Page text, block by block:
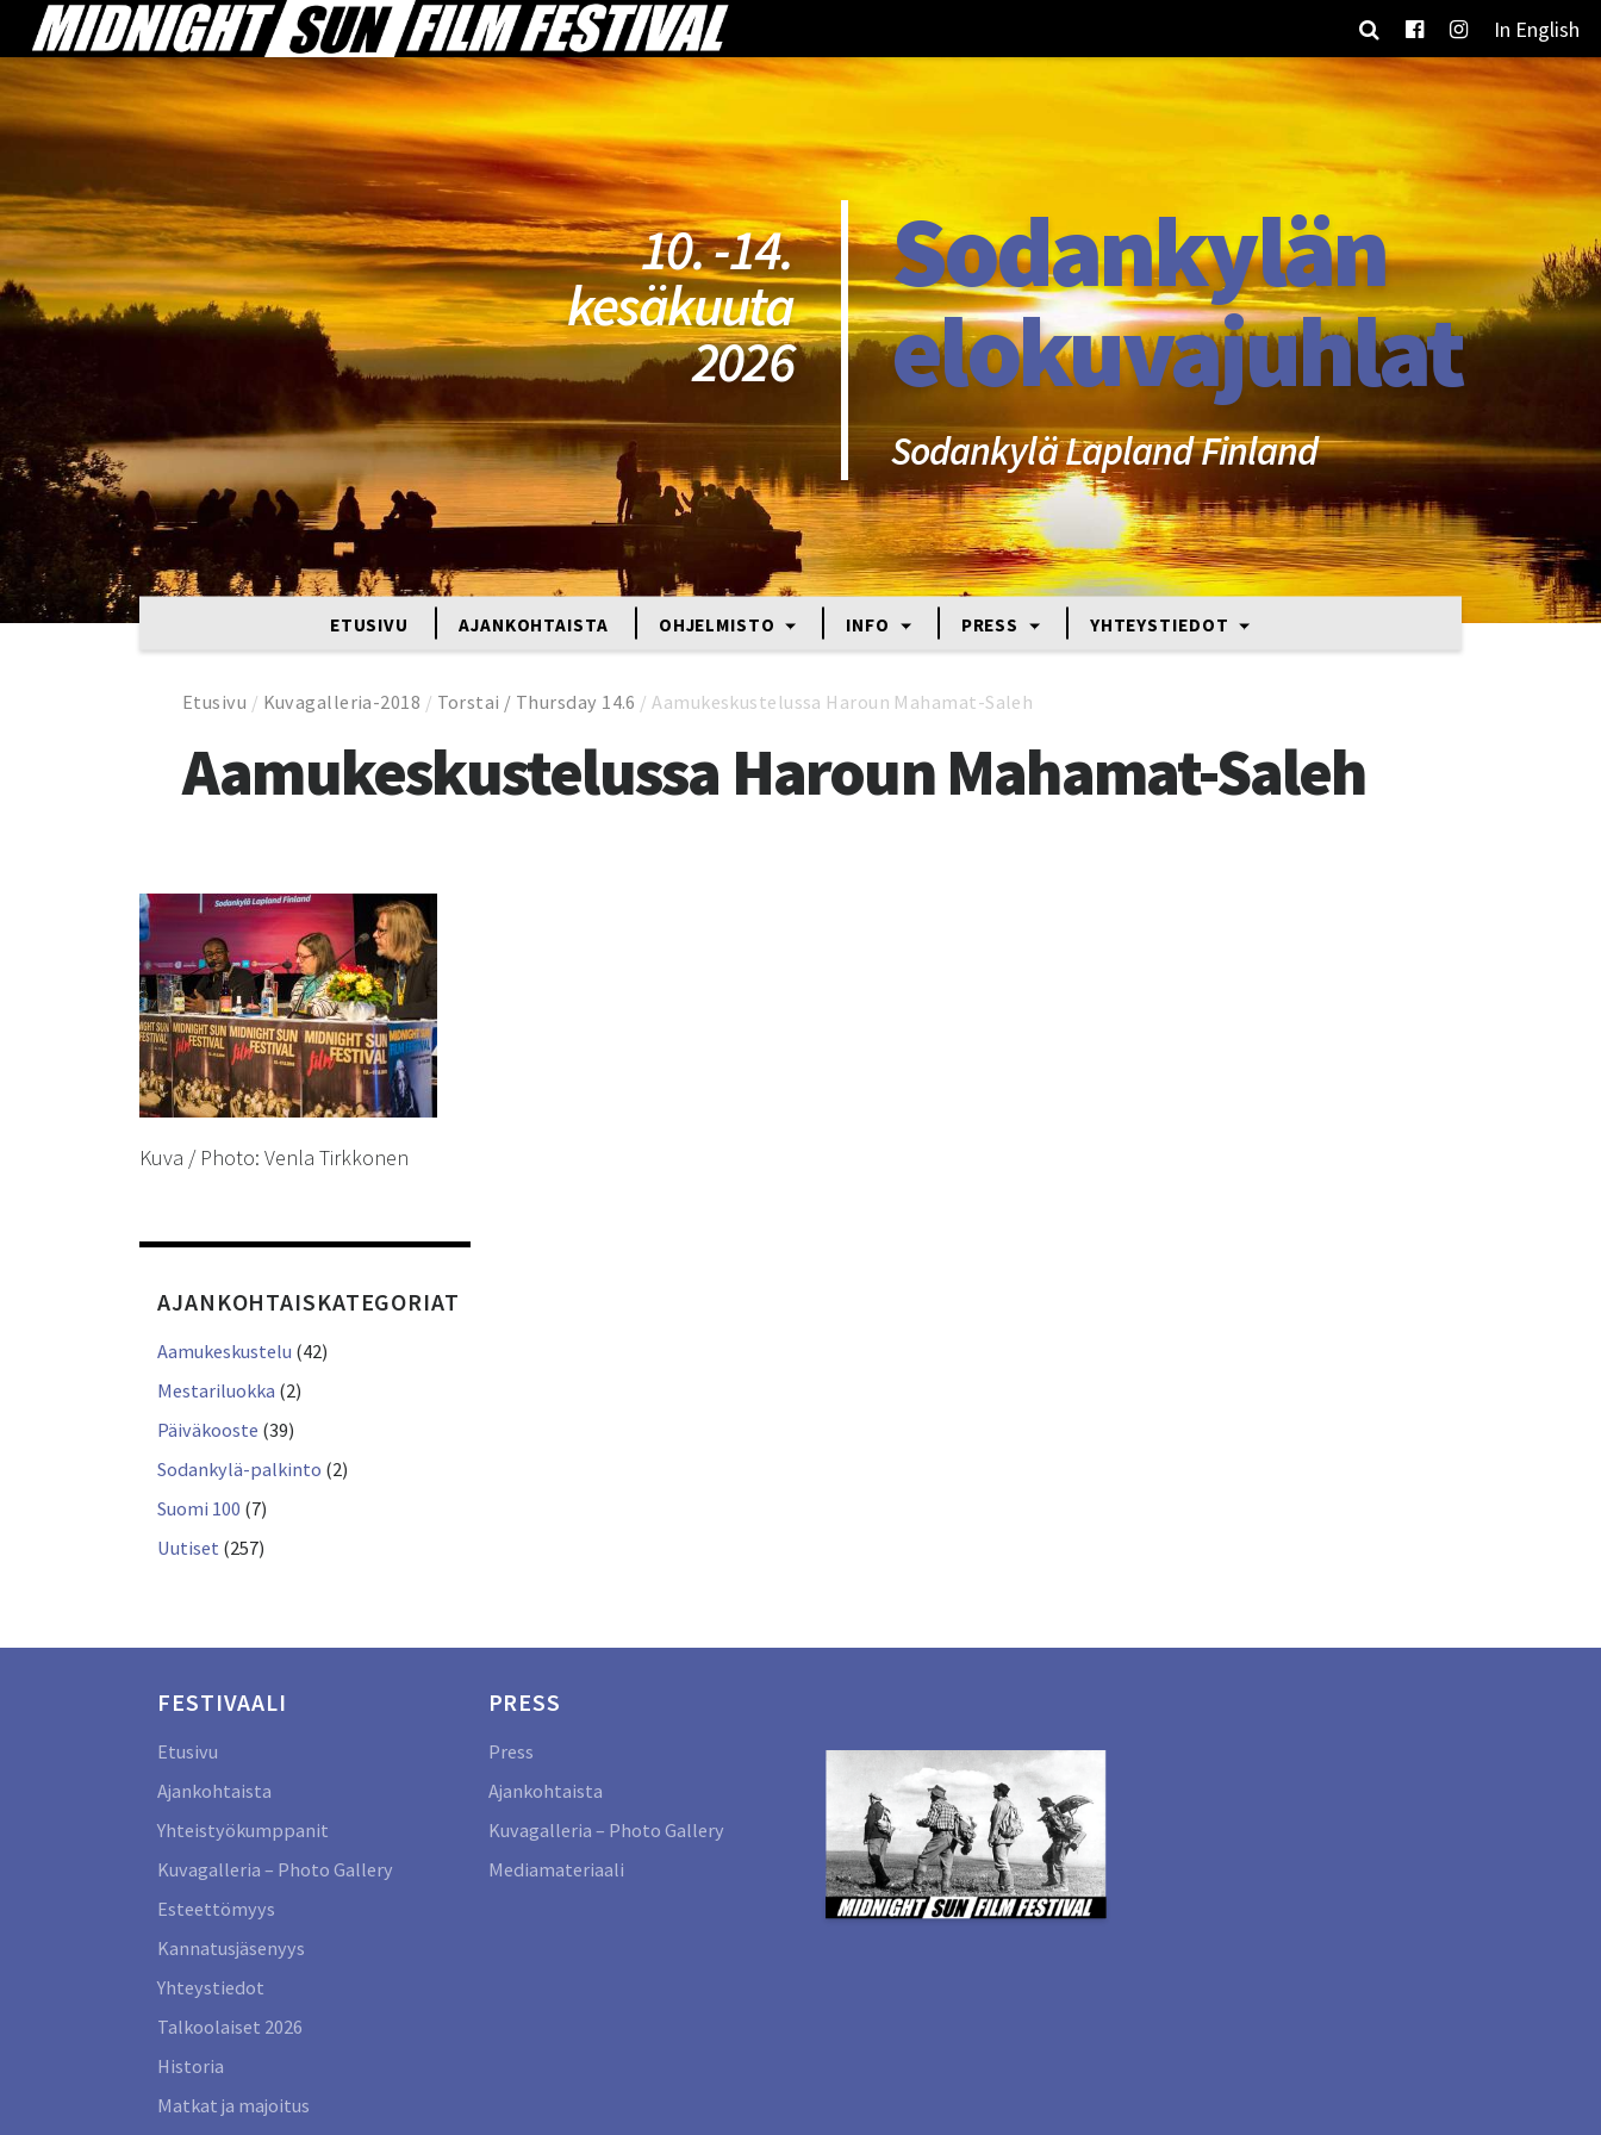
In English
10. -14.
kesäkuuta
2026
Sodankylän
elokuvajuhlat
Sodankylä Lapland Finland
ETUSIVU AJANKOHTAISTA OHJELMISTO INFO PRESS YHTEYSTIEDOT
Etusivu / Kuvagalleria-2018 / Torstai / Thursday 14.6 /Aamukeskustelussa Haroun Mahamat-Saleh
Aamukeskustelussa Haroun Mahamat-Saleh
Kuva / Photo: Venla Tirkkonen
AJANKOHTAISKATEGORIAT
Aamukeskustelu (42)
Mestariluokka (2)
Päiväkooste (39)
Sodankylä-palkinto (2)
Suomi 100 (7)
Uutiset (257)
FESTIVAALI
Etusivu
Ajankohtaista
Yhteistyökumppanit
Kuvagalleria – Photo Gallery
Esteettömyys
Kannatusjäsenyys
Yhteystiedot
Talkoolaiset 2026
Historia
Matkat ja majoitus
PRESS
Press
Ajankohtaista
Kuvagalleria – Photo Gallery
Mediamateriaali